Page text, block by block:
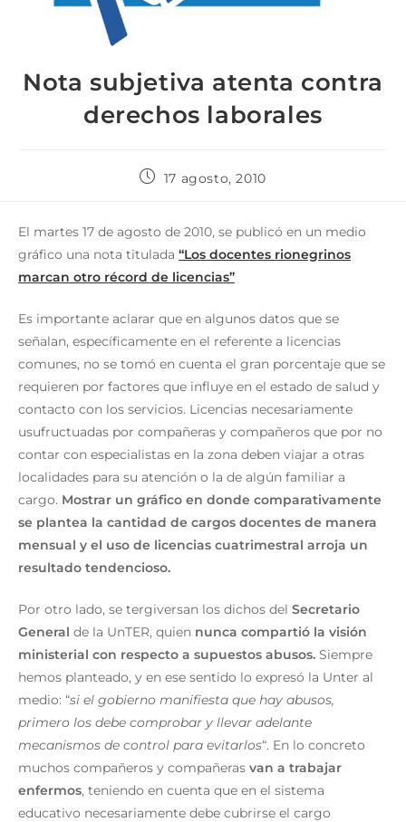
Nota subjetiva atenta contra
derechos laborales
17 agosto, 2010
El martes 17 de agosto de 2010, se publicó en un medio
gráfico una nota titulada “Los docentes rionegrinos
marcan otro récord de licencias”
Es importante aclarar que en algunos datos que se
señalan, específicamente en el referente a licencias
comunes, no se tomó en cuenta el gran porcentaje que se
requieren por factores que influye en el estado de salud y
contacto con los servicios. Licencias necesariamente
usufructuadas por compañeras y compañeros que por no
contar con especialistas en la zona deben viajar a otras
localidades para su atención o la de algún familiar a
cargo. Mostrar un gráfico en donde comparativamente
se plantea la cantidad de cargos docentes de manera
mensual y el uso de licencias cuatrimestral arroja un
resultado tendencioso.
Por otro lado, se tergiversan los dichos del Secretario
General de la UnTER, quien nunca compartió la visión
ministerial con respecto a supuestos abusos. Siempre
hemos planteado, y en ese sentido lo expresó la Unter al
medio: “si el gobierno manifiesta que hay abusos,
primero los debe comprobar y llevar adelante
mecanismos de control para evitarlos“. En lo concreto
muchos compañeros y compañeras van a trabajar
enfermos, teniendo en cuenta que en el sistema
educativo necesariamente debe cubrirse el cargo